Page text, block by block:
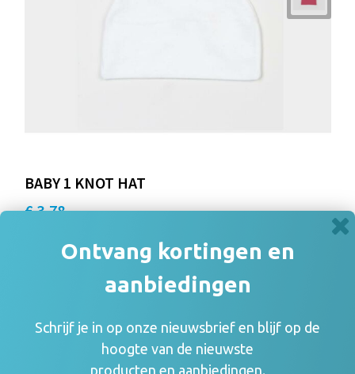
BABY 1 KNOT HAT
€ 3,78
Ontvang kortingen en
aanbiedingen
Schrijf je in op onze nieuwsbrief en blijf op de
hoogte van de nieuwste
producten en aanbiedingen.